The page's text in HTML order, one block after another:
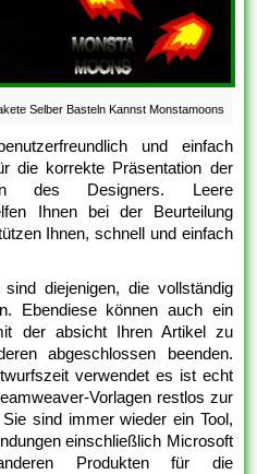
Selber Basteln Kannst Monstamoons
und einfach
die korrekte Präsentation der
des Designers. Leere
Ihnen bei der Beurteilung
Ihnen, schnell und einfach
diejenigen, die vollständig
Ebendiese können auch ein
der absicht Ihren Artikel zu
abgeschlossen beenden.
verwendet es ist echt
Vorlagen restlos zur
sind immer wieder ein Tool,
einschließlich Microsoft
Produkten für die